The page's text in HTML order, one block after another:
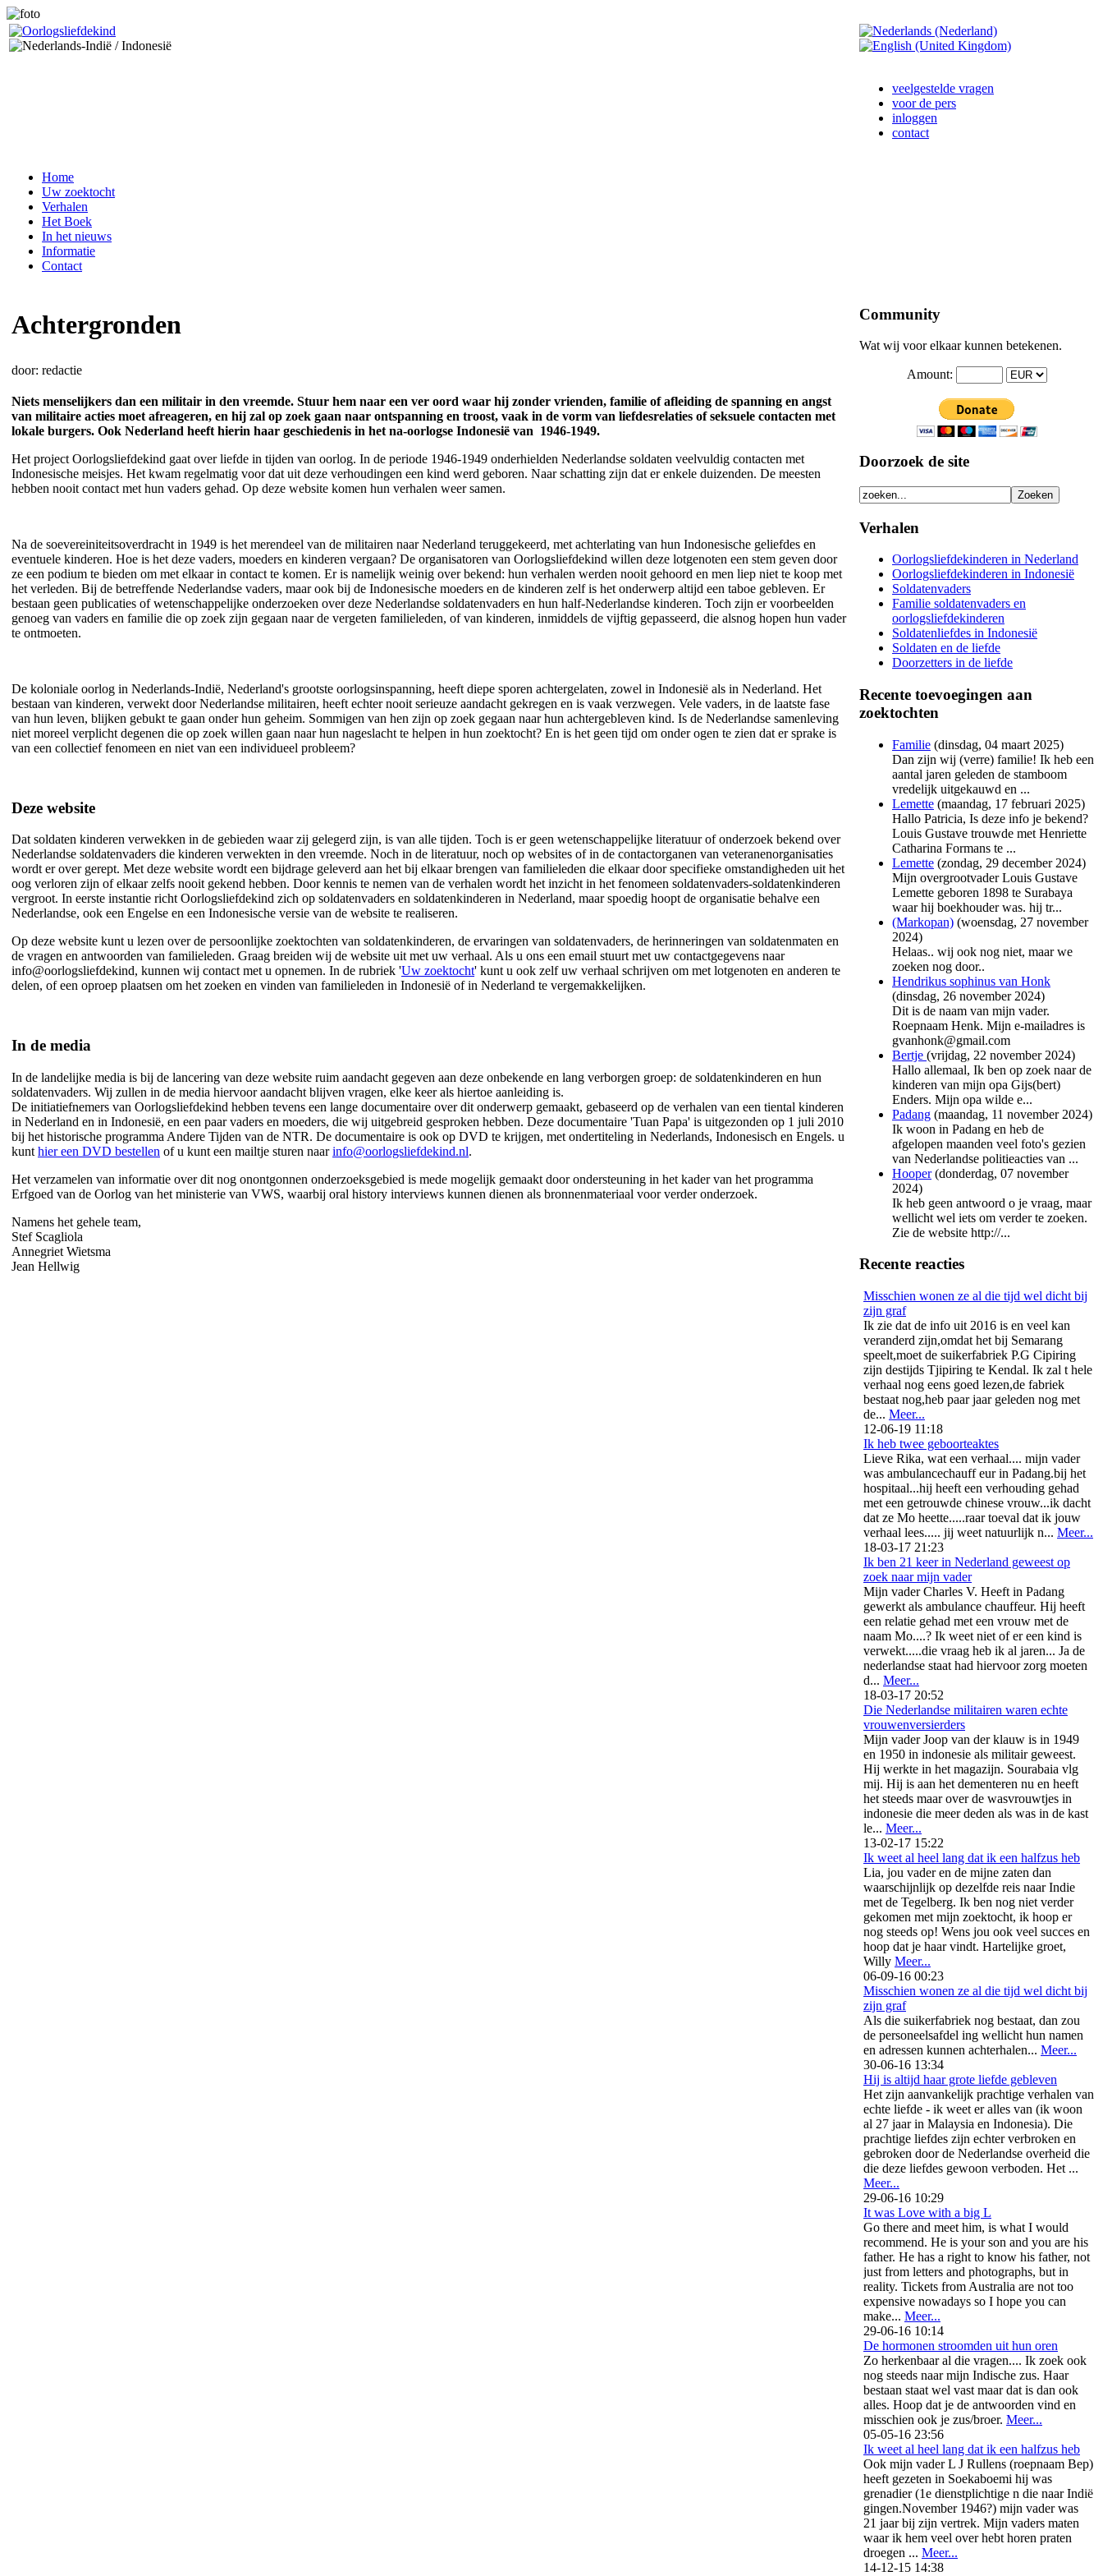
veelgestelde vragen
voor de pers
inloggen
contact
Home
Uw zoektocht
Verhalen
Het Boek
In het nieuws
Informatie
Contact
Achtergronden
door: redactie
Niets menselijkers dan een militair in den vreemde. Stuur hem naar een ver oord waar hij zonder vrienden, familie of afleiding de spanning en angst
van militaire acties moet afreageren, en hij zal op zoek gaan naar ontspanning en troost, vaak in de vorm van liefdesrelaties of seksuele contacten met
lokale burgers. Ook Nederland heeft hierin haar geschiedenis in het na-oorlogse Indonesië van 1946-1949.
Het project Oorlogsliefdekind gaat over liefde in tijden van oorlog. In de periode 1946-1949 onderhielden Nederlandse soldaten veelvuldig contacten met
Indonesische meisjes. Het kwam regelmatig voor dat uit deze verhoudingen een kind werd geboren. Naar schatting zijn dat er enkele duizenden. De meesten
hebben nooit contact met hun vaders gehad. Op deze website komen hun verhalen weer samen.
Na de soevereiniteitsoverdracht in 1949 is het merendeel van de militairen naar Nederland teruggekeerd, met achterlating van hun Indonesische geliefdes en
eventuele kinderen. Hoe is het deze vaders, moeders en kinderen vergaan? De organisatoren van Oorlogsliefdekind willen deze lotgenoten een stem geven door
ze een podium te bieden om met elkaar in contact te komen. Er is namelijk weinig over bekend: hun verhalen werden nooit gehoord en men liep niet te koop met
het verleden. Bij de betreffende Nederlandse vaders, maar ook bij de Indonesische moeders en de kinderen zelf is het onderwerp altijd een taboe gebleven. Er
bestaan geen publicaties of wetenschappelijke onderzoeken over deze Nederlandse soldatenvaders en hun half-Nederlandse kinderen. Toch zijn er voorbeelden
genoeg van vaders en familie die op zoek zijn gegaan naar de vergeten familieleden, of van kinderen, inmiddels de vijftig gepasseerd, die alsnog hopen hun vader
te ontmoeten.
De koloniale oorlog in Nederlands-Indië, Nederland's grootste oorlogsinspanning, heeft diepe sporen achtergelaten, zowel in Indonesië als in Nederland. Het
bestaan van kinderen, verwekt door Nederlandse militairen, heeft echter nooit serieuze aandacht gekregen en is vaak verzwegen. Vele vaders, in de laatste fase
van hun leven, blijken gebukt te gaan onder hun geheim. Sommigen van hen zijn op zoek gegaan naar hun achtergebleven kind. Is de Nederlandse samenleving
niet moreel verplicht degenen die op zoek willen gaan naar hun nageslacht te helpen in hun zoektocht? En is het geen tijd om onder ogen te zien dat er sprake is
van een collectief fenomeen en niet van een individueel probleem?
Deze website
Dat soldaten kinderen verwekken in de gebieden waar zij gelegerd zijn, is van alle tijden. Toch is er geen wetenschappelijke literatuur of onderzoek bekend over
Nederlandse soldatenvaders die kinderen verwekten in den vreemde. Noch in de literatuur, noch op websites of in de contactorganen van veteranenorganisaties
wordt er over gerept. Met deze website wordt een bijdrage geleverd aan het bij elkaar brengen van familieleden die elkaar door specifieke omstandigheden uit het
oog verloren zijn of elkaar zelfs nooit gekend hebben. Door kennis te nemen van de verhalen wordt het inzicht in het fenomeen soldatenvaders-soldatenkinderen
vergroot. In eerste instantie richt Oorlogsliefdekind zich op soldatenvaders en soldatenkinderen in Nederland, maar spoedig hoopt de organisatie behalve een
Nederlandse, ook een Engelse en een Indonesische versie van de website te realiseren.
Op deze website kunt u lezen over de persoonlijke zoektochten van soldatenkinderen, de ervaringen van soldatenvaders, de herinneringen van soldatenmaten en
de vragen en antwoorden van familieleden. Graag breiden wij de website uit met uw verhaal. Als u ons een email stuurt met uw contactgegevens naar
info@oorlogsliefdekind, kunnen wij contact met u opnemen. In de rubriek 'Uw zoektocht' kunt u ook zelf uw verhaal schrijven om met lotgenoten en anderen te
delen, of een oproep plaatsen om het zoeken en vinden van familieleden in Indonesië of in Nederland te vergemakkelijken.
In de media
In de landelijke media is bij de lancering van deze website ruim aandacht gegeven aan deze onbekende en lang verborgen groep: de soldatenkinderen en hun
soldatenvaders. Wij zullen in de media hiervoor aandacht blijven vragen, elke keer als hiertoe aanleiding is.
De initiatiefnemers van Oorlogsliefdekind hebben tevens een lange documentaire over dit onderwerp gemaakt, gebaseerd op de verhalen van een tiental kinderen
in Nederland en in Indonesië, en een paar vaders en moeders, die wij uitgebreid gesproken hebben. Deze documentaire 'Tuan Papa' is uitgezonden op 1 juli 2010
bij het historische programma Andere Tijden van de NTR. De documentaire is ook op DVD te krijgen, met ondertiteling in Nederlands, Indonesisch en Engels. u
kunt hier een DVD bestellen of u kunt een mailtje sturen naarinfo@oorlogsliefdekind.nl.
Het verzamelen van informatie over dit nog onontgonnen onderzoeksgebied is mede mogelijk gemaakt door ondersteuning in het kader van het programma
Erfgoed van de Oorlog van het ministerie van VWS, waarbij oral history interviews kunnen dienen als bronnenmateriaal voor verder onderzoek.
Namens het gehele team,
Stef Scagliola
Annegriet Wietsma
Jean Hellwig
Community
Wat wij voor elkaar kunnen betekenen.
Amount:
Doorzoek de site
Verhalen
Oorlogsliefdekinderen in Nederland
Oorlogsliefdekinderen in Indonesië
Soldatenvaders
Familie soldatenvaders en
oorlogsliefdekinderen
Soldatenliefdes in Indonesië
Soldaten en de liefde
Doorzetters in de liefde
Recente toevoegingen aan
zoektochten
Familie (dinsdag, 04 maart 2025)
Dan zijn wij (verre) familie! Ik heb een
aantal jaren geleden de stamboom
vredelijk uitgekauwd en ...
Lemette (maandag, 17 februari 2025)
Hallo Patricia, Is deze info je bekend?
Louis Gustave trouwde met Henriette
Catharina Formans te ...
Lemette (zondag, 29 december 2024)
Mijn overgrootvader Louis Gustave
Lemette geboren 1898 te Surabaya
waar hij boekhouder was. hij tr...
(Markopan) (woensdag, 27 november
2024)
Helaas.. wij ook nog niet, maar we
zoeken nog door..
Hendrikus sophinus van Honk
(dinsdag, 26 november 2024)
Dit is de naam van mijn vader.
Roepnaam Henk. Mijn e-mailadres is
gvanhonk@gmail.com
Bertje (vrijdag, 22 november 2024)
Hallo allemaal, Ik ben op zoek naar de
kinderen van mijn opa Gijs(bert)
Enders. Mijn opa wilde e...
Padang (maandag, 11 november 2024)
Ik woon in Padang en heb de
afgelopen maanden veel foto's gezien
van Nederlandse politieacties van ...
Hooper(donderdag, 07 november
2024)
Ik heb geen antwoord o je vraag, maar
wellicht wel iets om verder te zoeken.
Zie de website http://...
Recente reacties
Misschien wonen ze al die tijd wel dicht bij
zijn graf
Ik zie dat de info uit 2016 is en veel kan
veranderd zijn,omdat het bij Semarang
speelt,moet de suikerfabriek P.G Cipiring
zijn destijds Tjipiring te Kendal. Ik zal t hele
verhaal nog eens goed lezen,de fabriek
bestaat nog,heb paar jaar geleden nog met
de... Meer...
12-06-19 11:18
Ik heb twee geboorteaktes
Lieve Rika, wat een verhaal.... mijn vader
was ambulancechauff eur in Padang.bij het
hospitaal...hij heeft een verhouding gehad
met een getrouwde chinese vrouw...ik dacht
dat ze Mo heette.....raar toeval dat ik jouw
verhaal lees..... jij weet natuurlijk n... Meer...
18-03-17 21:23
Ik ben 21 keer in Nederland geweest op
zoek naar mijn vader
Mijn vader Charles V. Heeft in Padang
gewerkt als ambulance chauffeur. Hij heeft
een relatie gehad met een vrouw met de
naam Mo....? Ik weet niet of er een kind is
verwekt.....die vraag heb ik al jaren... Ja de
nederlandse staat had hiervoor zorg moeten
d... Meer...
18-03-17 20:52
Die Nederlandse militairen waren echte
vrouwenversierders
Mijn vader Joop van der klauw is in 1949
en 1950 in indonesie als militair geweest.
Hij werkte in het magazijn. Sourabaia vlg
mij. Hij is aan het dementeren nu en heeft
het steeds maar over de wasvrouwtjes in
indonesie die meer deden als was in de kast
le... Meer...
13-02-17 15:22
Ik weet al heel lang dat ik een halfzus heb
Lia, jou vader en de mijne zaten dan
waarschijnlijk op dezelfde reis naar Indie
met de Tegelberg. Ik ben nog niet verder
gekomen met mijn zoektocht, ik hoop er
nog steeds op! Wens jou ook veel succes en
hoop dat je haar vindt. Hartelijke groet,
Willy Meer...
06-09-16 00:23
Misschien wonen ze al die tijd wel dicht bij
zijn graf
Als die suikerfabriek nog bestaat, dan zou
de personeelsafdel ing wellicht hun namen
en adressen kunnen achterhalen... Meer...
30-06-16 13:34
Hij is altijd haar grote liefde gebleven
Het zijn aanvankelijk prachtige verhalen van
echte liefde - ik weet er alles van (ik woon
al 27 jaar in Malaysia en Indonesia). Die
prachtige liefdes zijn echter verbroken en
gebroken door de Nederlandse overheid die
die deze liefdes gewoon verboden. Het ...
Meer...
29-06-16 10:29
It was Love with a big L
Go there and meet him, is what I would
recommend. He is your son and you are his
father. He has a right to know his father, not
just from letters and photographs, but in
reality. Tickets from Australia are not too
expensive nowadays so I hope you can
make... Meer...
29-06-16 10:14
De hormonen stroomden uit hun oren
Zo herkenbaar al die vragen.... Ik zoek ook
nog steeds naar mijn Indische zus. Haar
bestaan staat wel vast maar dat is dan ook
alles. Hoop dat je de antwoorden vind en
misschien ook je zus/broer. Meer...
05-05-16 23:56
Ik weet al heel lang dat ik een halfzus heb
Ook mijn vader L J Rullens (roepnaam Bep)
heeft gezeten in Soekaboemi hij was
grenadier (1e dienstplichtige n die naar Indië
gingen.November 1946?) mijn vader was
21 jaar bij zijn vertrek. Mijn vaders maten
waar ik hem veel over hebt horen praten
droegen ... Meer...
14-12-15 14:38